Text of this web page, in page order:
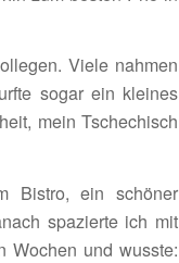
Viele nahmen
sogar ein kleines
mein Tsche­chisch
Bistro, ein schöner
spazierte ich mit
Wochen und wusste: